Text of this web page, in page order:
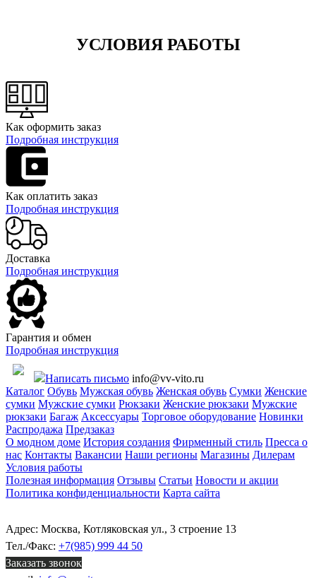
УСЛОВИЯ РАБОТЫ
Как оформить заказ
Подробная инструкция
Как оплатить заказ
Подробная инструкция
Доставка
Подробная инструкция
Гарантия и обмен
Подробная инструкция
Написать письмо info@vv-vito.ru
Каталог Обувь Мужская обувь Женская обувь Сумки Женские
сумки Мужские сумки Рюкзаки Женские рюкзаки Мужские
рюкзаки Багаж Аксессуары Торговое оборудование Новинки
Распродажа Предзаказ
О модном доме История создания Фирменный стиль Пресса о
нас Контакты Вакансии Наши регионы Магазины Дилерам
Условия работы
Полезная информация Отзывы Статьи Новости и акции
Политика конфиденциальности Карта сайта
Адрес: Москва, Котляковская ул., 3 строение 13
Тел./Факс: +7(985) 999 44 50
Заказать звонок